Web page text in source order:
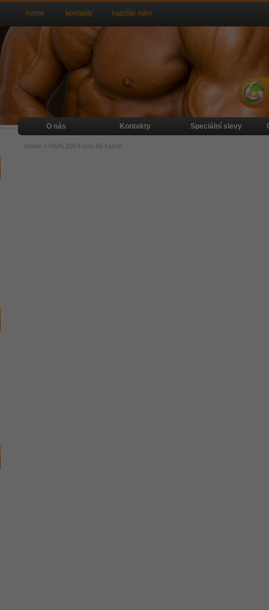
home kontakty napište nám
O nás Kontakty Speciální slevy
Home > NMN 500 Forte 60 kapslí